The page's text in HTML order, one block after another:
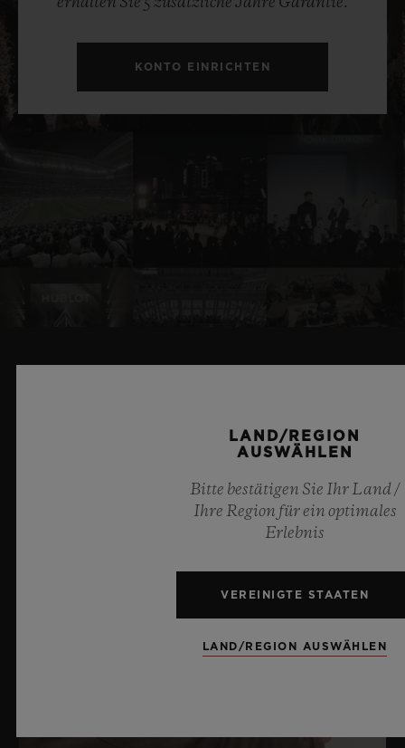
KONTO EINRICHTEN
LAND/REGION
AUSWÄHLEN
Bitte bestätigen Sie Ihr Land /
Ihre Region für ein optimales
Erlebnis
VEREINIGTE STAATEN
LAND/REGION AUSWÄHLEN